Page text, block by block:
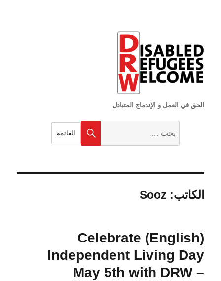
الحق في العمل و الإندماج المتبادل
بحث
القائمة
الكاتب: Sooz
(English) Celebrate
Independent Living Day
May 5th with DRW –